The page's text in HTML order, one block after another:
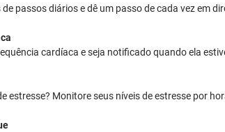
passos diários e dê um passo de cada vez em
cardíaca e seja notificado quando ela
estresse? Monitore seus níveis de estresse por